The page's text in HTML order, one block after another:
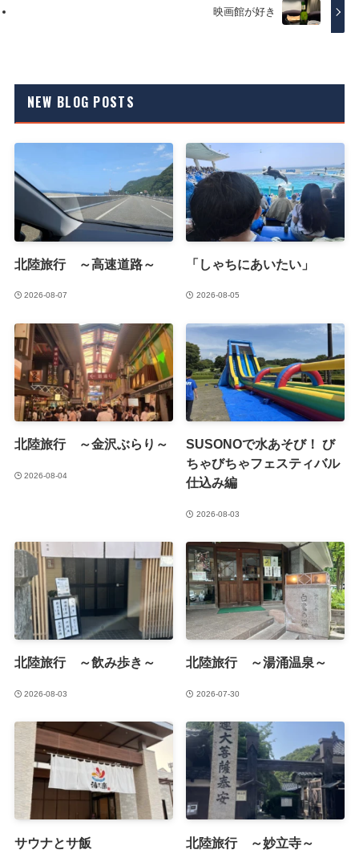
映画館が好き
NEW BLOG POSTS
北陸旅行 ～高速道路～
2026-08-07
「しゃちにあいたい」
2026-08-05
北陸旅行 ～金沢ぶらり～
2026-08-04
SUSONOで水あそび！ び
ちゃびちゃフェスティバル
仕込み編
2026-08-03
北陸旅行 ～飲み歩き～
2026-08-03
北陸旅行 ～湯涌温泉～
2026-07-30
サウナとサ飯 北陸旅行 ～妙立寺～